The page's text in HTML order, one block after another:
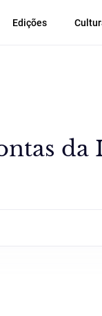
Edições